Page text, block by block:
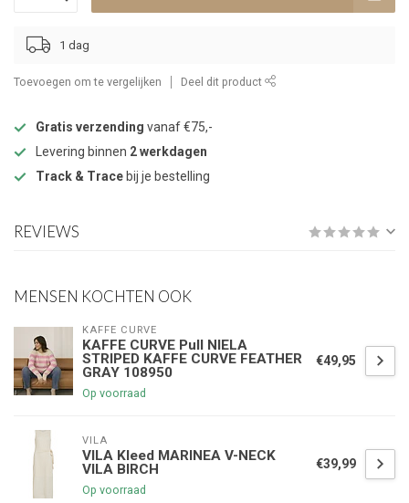
1 dag
Toevoegen om te vergelijken Deel dit product
Gratis verzending vanaf €75,-
Levering binnen 2 werkdagen
Track & Trace bij je bestelling
REVIEWS
MENSEN KOCHTEN OOK
KAFFE CURVE
KAFFE CURVE Pull NIELA
STRIPED KAFFE CURVE FEATHER
GRAY 108950
Op voorraad
€49,95
VILA
VILA Kleed MARINEA V-NECK
VILA BIRCH
Op voorraad
€39,99